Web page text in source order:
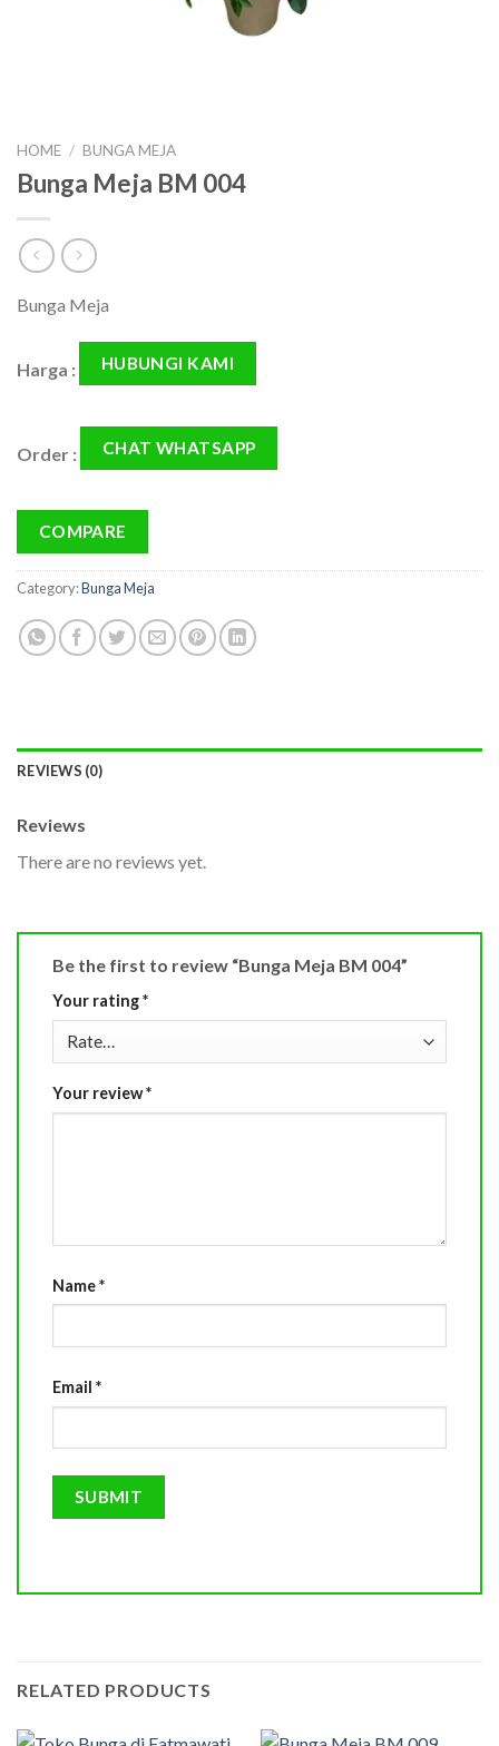
HOME / BUNGA MEJA
Bunga Meja BM 004
Bunga Meja
Harga : HUBUNGI KAMI
Order : CHAT WHATSAPP
COMPARE
Category:Bunga Meja
REVIEWS (0)
Reviews
There are no reviews yet.
Be the first to review “Bunga Meja BM 004”
Your rating*
Your review*
Name*
Email *
RELATED PRODUCTS